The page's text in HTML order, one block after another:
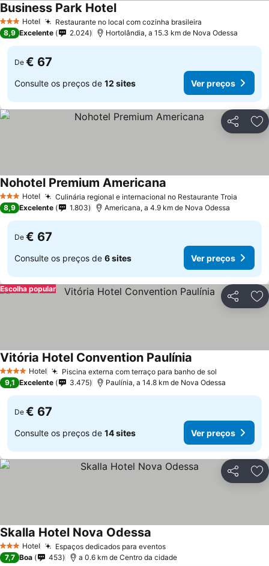
3 EstrelasHotel Restaurante no local com cozinha brasileira
Business Park HotelVer preços
8,9 Excelente 2.024 Hortolândia, a 15.3 km de Nova Odessa
De € 67
Consulte os preços de 12 sites Ver preços
Partilhar
3 EstrelasHotel Culinária regional e internacional no Restaurante Troia
Nohotel Premium Americana
8,9 Excelente 1.803 Americana, a 4.9 km de Nova Odessa
De € 67
Consulte os preços de 6 sites Ver preços
Partilhar
Escolha popular
4 EstrelasHotel Piscina externa com terraço para banho de sol
Vitória Hotel Convention Paulínia
9,1 Excelente 3.475 Paulínia, a 14.8 km de Nova Odessa
De € 67
Consulte os preços de 14 sites Ver preços
Partilhar
3 EstrelasHotel Espaços dedicados para eventosVer preços
Skalla Hotel Nova Odessa
7,7 Boa 453 a 0.6 km de Centro da cidade